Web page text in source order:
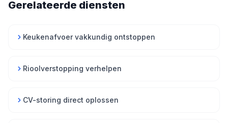
Gerelateerde diensten
Keukenafvoer vakkundig ontstoppen
Rioolverstopping verhelpen
CV-storing direct oplossen